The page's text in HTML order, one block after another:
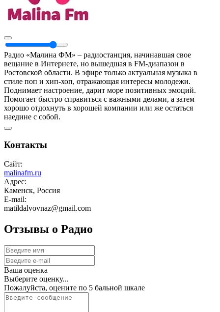
Радио «Малина ФМ» – радиостанция, начинавшая свое
вещание в Интернете, но вышедшая в FM-диапазон в
Ростовской области. В эфире только актуальная музыка в
стиле поп и хип-хоп, отражающая интересы молодежи.
Поднимает настроение, дарит море позитивных эмоций.
Помогает быстро справиться с важными делами, а затем
хорошо отдохнуть в хорошей компании или же остаться
наедине с собой.
Контакты
Сайт:
malinafm.ru
Адрес:
Каменск, Россия
E-mail:
matildalvovnaz@gmail.com
Отзывы о Радио
Ваша оценка
Выберите оценку...
Пожалуйста, оцените по 5 бальной шкале